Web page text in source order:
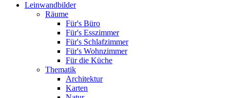
Leinwandbilder
Räume
Für's Büro
Für's Esszimmer
Für's Schlafzimmer
Für's Wohnzimmer
Für die Küche
Thematik
Architektur
Karten